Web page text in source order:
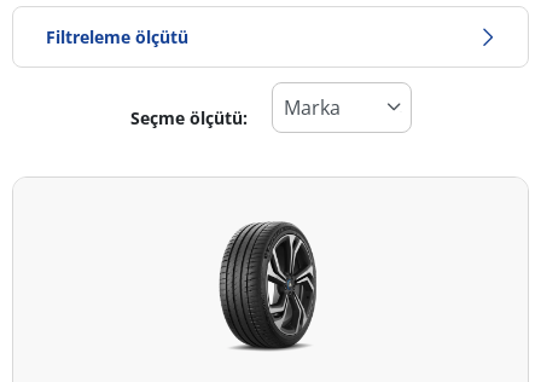
Filtreleme ölçütü
Lastik türü
Tüm lastik türleri (5)
Dört mevsim (3)
Seçme ölçütü: